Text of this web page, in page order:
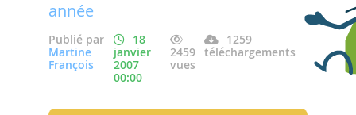
année
Publié par
Martine
François
18
janvier
2007
00:00
2459
vues
1259
téléchargements